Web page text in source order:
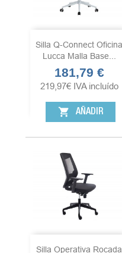
Silla Q-Connect Oficina
Lucca Malla Base...
Precio
181,79 €
219,97€ IVA incluído
shopping_cart AÑADIR
Silla Operativa Rocada